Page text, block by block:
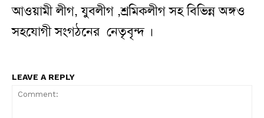
আওয়ামী লীগ, যুবলীগ ,শ্রমিকলীগ সহ বিভিন্ন অঙ্গও
সহযোগী সংগঠনের নেতৃবৃন্দ ।
LEAVE A REPLY